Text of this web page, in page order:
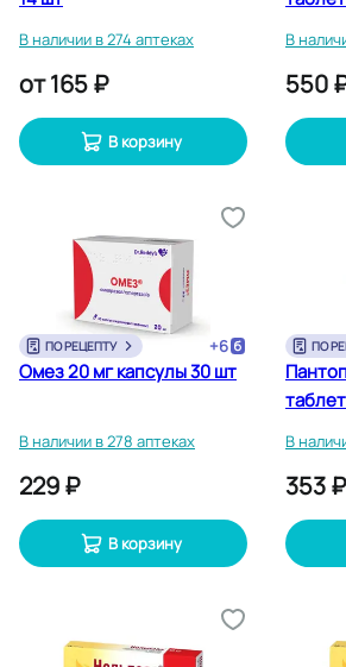
В наличии в 274 аптеках
от165 ₽
В корзину
В
550
ПО РЕЦЕПТУ +6
Омез 20 мг капсулы 30 шт
В наличии в 278 аптеках
229 ₽
В корзину
ПО
В
353 ₽